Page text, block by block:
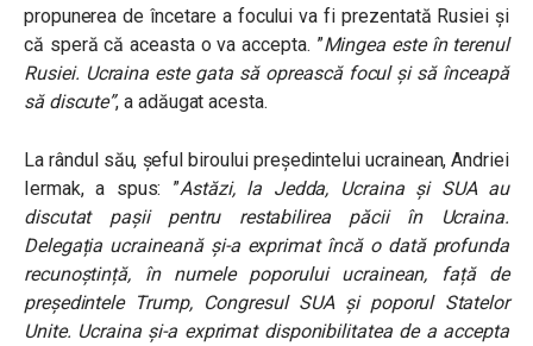
propunerea de încetare a focului va fi prezentată Rusiei și
că speră că aceasta o va accepta. ”Mingea este în terenul
Rusiei. Ucraina este gata să oprească focul și să înceapă
să discute”, a adăugat acesta.
La rândul său, șeful biroului președintelui ucrainean, Andriei
Iermak, a spus: ”Astăzi, la Jedda, Ucraina și SUA au
discutat pașii pentru restabilirea păcii în Ucraina.
Delegația ucraineană și-a exprimat încă o dată profunda
recunoștință, în numele poporului ucrainean, față de
președintele Trump, Congresul SUA și poporul Statelor
Unite. Ucraina și-a exprimat disponibilitatea de a accepta